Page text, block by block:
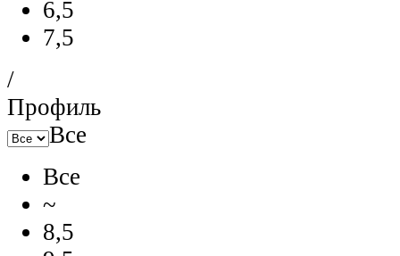
6,5
7,5
/
Профиль
Все
Все
~
8,5